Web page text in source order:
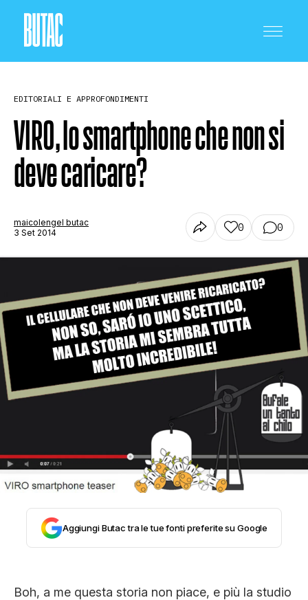
CRONACA E POLITICA
SCIENZA E TECNOLOGIA
SALUTE E MEDICINA
STORIA E CITAZIONI
INTRATTENIMENTO
COMPLOTTI, LEGGENDE URBANE ED
EVERGREEN
EDITORIALI
EDITORIALI E APPROFONDIMENTI
VIRO, lo smartphone che non si
deve caricare?
maicolengel butac
3 Set 2014
0 0
Aggiungi Butac tra le tue fonti preferite su Google
Boh, a me questa storia non piace, e più la studio